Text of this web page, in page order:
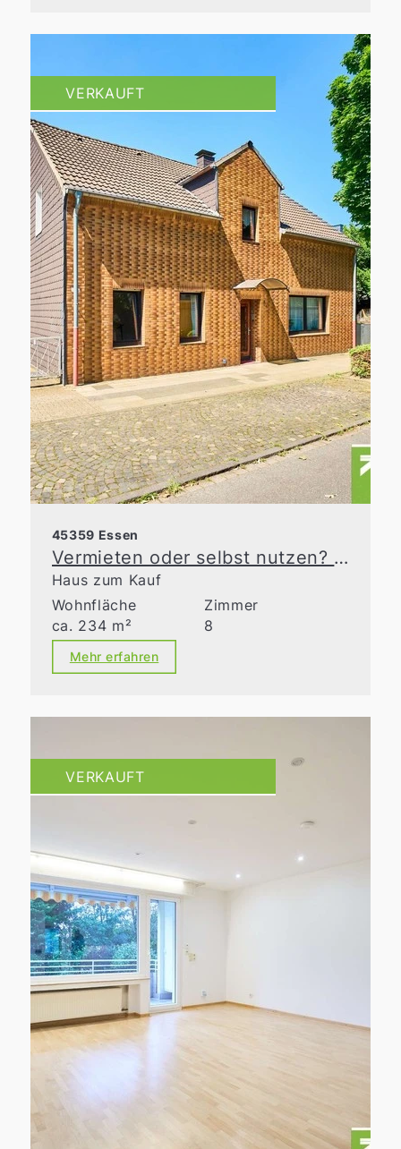
VERKAUFT
45359 Essen
Vermieten oder selbst nutzen? Günstige Gelegenheit auf großem Grundstück
Haus zum Kauf
Wohnfläche
ca. 234 m²
Zimmer
8
Mehr erfahren
VERKAUFT